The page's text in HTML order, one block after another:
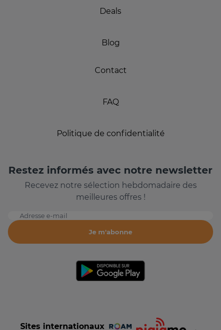
Deals
Blog
Contact
FAQ
Politique de confidentialité
Restez informés avec notre newsletter
Recevez notre sélection hebdomadaire des
meilleures offres !
Adresse e-mail
Je m'abonne
Sites internationaux